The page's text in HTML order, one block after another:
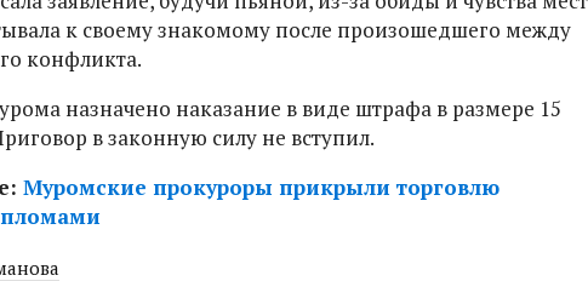
к своему знакомому после произошедшего между
конфликта.
назначено наказание в виде штрафа в размере 15
в законную силу не вступил.
Муромские прокуроры прикрыли торговлю